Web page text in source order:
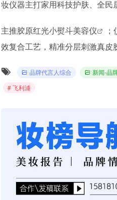
妆仪器主打家用科技护肤、全民
主推胶原红光小熨斗美容仪
效复合工艺，精准分层刺激真皮
品牌代言人综合 新闻-品
# 飞利浦